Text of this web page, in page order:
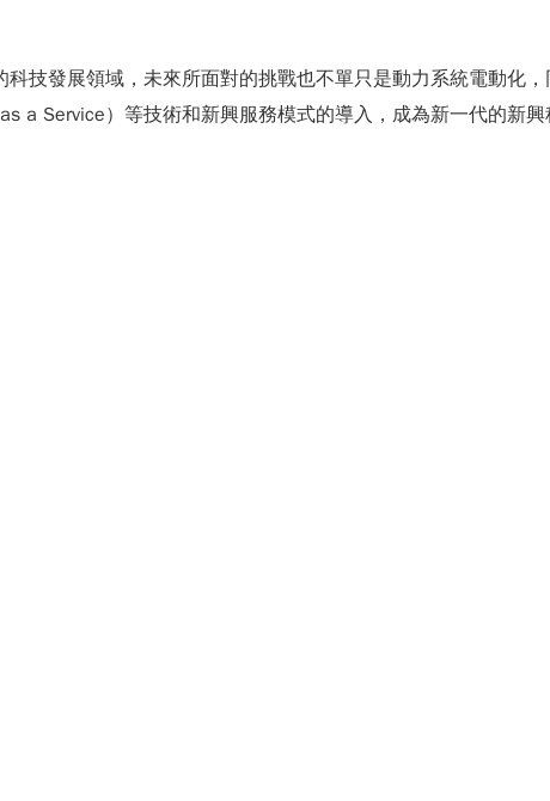
技發展領域，未來所面對的挑戰也不單只是動力系統電動化
Service）等技術和新興服務模式的導入，成為新一代的新興